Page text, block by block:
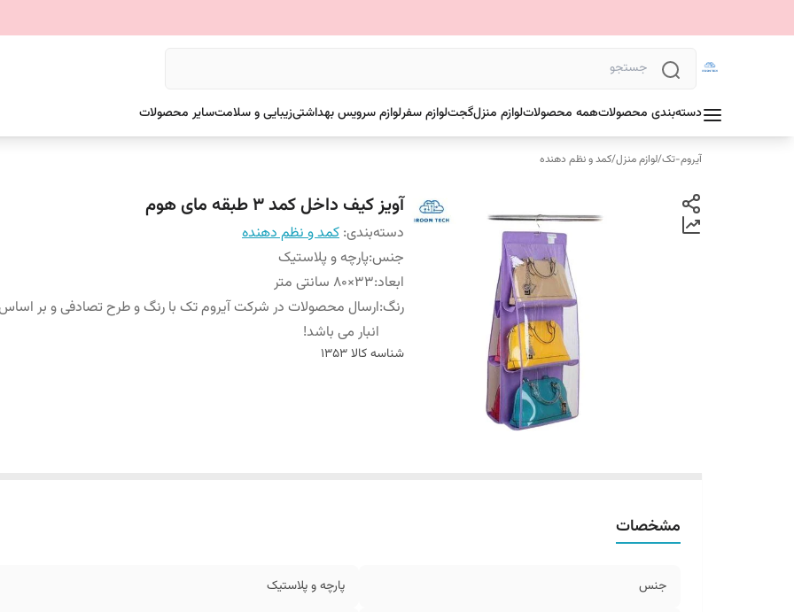
دسته‌بندی محصولاتهمه محصولاتلوازم منزلگجتلوازم سفرلوازم سرویس بهداشتیزیبایی و سلامتسایر محصولات
آیروم-تک/لوازم منزل/کمد و نظم دهنده
آویز کیف داخل کمد 3 طبقه مای هوم
دسته‌بندی: کمد و نظم دهنده
جنس:پارچه و پلاستیک
ابعاد:33×80 سانتی متر
رنگ:ارسال محصولات در شرکت آیروم تک با رنگ و طرح تصادفی و بر
انبار می باشد!
شناسه کالا1353
مشخصات
جنس پارچه و پلاستیک